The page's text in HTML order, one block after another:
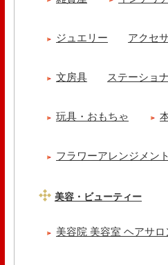
ジュエリー アクセ
文房具 ステーショ
玩具・おもちゃ
フラワーアレンジメント
美容・ビューティー
美容院 美容室 ヘアサロ